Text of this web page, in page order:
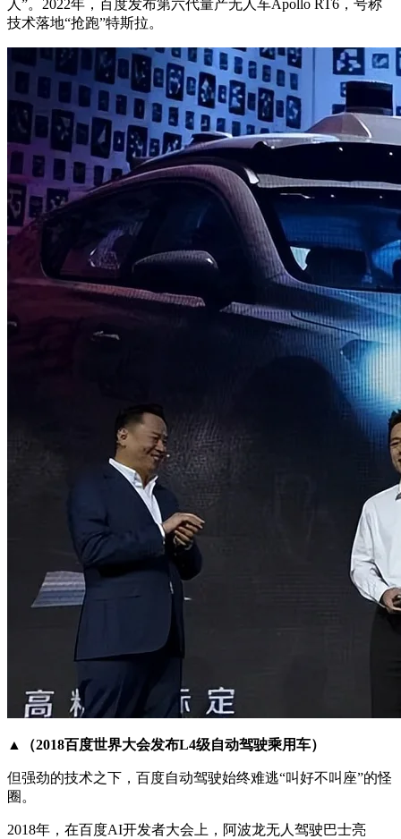
人”。2022年，百度发布第六代量产无人车Apollo RT6，号称
技术落地“抢跑”特斯拉。
▲（2018百度世界大会发布L4级自动驾驶乘用车）
但强劲的技术之下，百度自动驾驶始终难逃“叫好不叫座”的怪
圈。
2018年，在百度AI开发者大会上，阿波龙无人驾驶巴士亮